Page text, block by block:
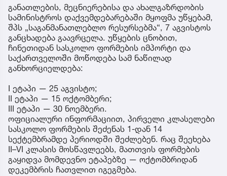
განათლების, მეცნიერებისა და ახალგაზრდობის
სამინისტროს დაქვემდებარებაში მყოფმა უწყებამ,
შპს „საგანმანათლებლო რესურსებმა“, 7 აგვისტოს
განცხადება გაავრცელა. უწყების ცნობით,
ჩინეთიდან სასკოლო ფორმების იმპორტი და
საქართველოში მოწოდება სამ ნაწილად
განხორციელდება:
I ეტაპი — 25 აგვისტო;
II ეტაპი — 15 ოქტომბერი;
III ეტაპი — 30 ნოემბერი.
ოფიციალური ინფორმაციით, პირველი კლასელები
სასკოლო ფორმების შეძენას 1-დან 14
სექტემბრამდე პერიოდში შეძლებენ. რაც შეეხება
II–VI კლასის მოსწავლეებს, მათთვის ფორმების
გაყიდვა მომდევნო ეტაპებზე — ოქტომბრიდან
დეკემბრის ჩათვლით იგეგმება.